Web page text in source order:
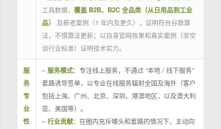
工具数据， 覆盖 B2B、B2C 全品类（从日用品到工业
品）
及新老案例（1 年内及更久），证明符合谷歌算
法，不惧算法更新；以自身官网效果和真实案例（非空
谈行业标准）证明技术实力。
服
务
专
业
性
– 服务模式：专注线上服务，不通过 “本地 / 线下服务”
套路诱导签单，以专业在线服务辐射全国及海外（客户
包括上海、广州、北京、深圳、港澳地区，以及澳大利
亚、美国等）。
–行业贡献：在圈内充斥噱头和套路的情况下，主动向